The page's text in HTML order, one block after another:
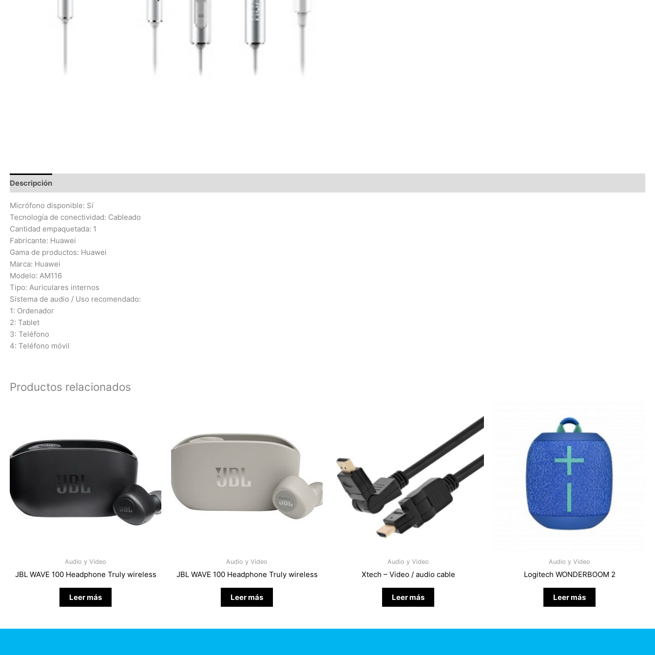
Descripción
Micrófono disponible: Sí
Tecnología de conectividad: Cableado
Cantidad empaquetada: 1
Fabricante: Huawei
Gama de productos: Huawei
Marca: Huawei
Modelo: AM116
Tipo: Auriculares internos
Sistema de audio / Uso recomendado:
1: Ordenador
2: Tablet
3: Teléfono
4: Teléfono móvil
Productos relacionados
Audio y Video
JBL WAVE 100 Headphone Truly wireless
Leer más
Audio y Video
JBL WAVE 100 Headphone Truly wireless
Leer más
Audio y Video
Xtech – Video / audio cable
Leer más
Audio y Video
Logitech WONDERBOOM 2
Leer más